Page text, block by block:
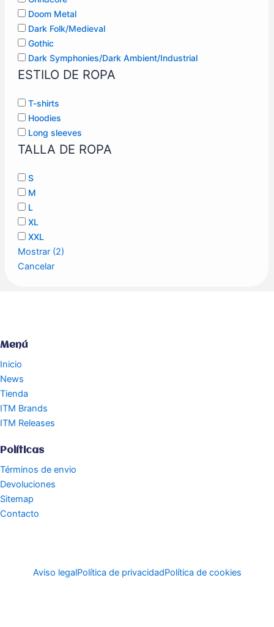
Doom Metal
Dark Folk/Medieval
Gothic
Dark Symphonies/Dark Ambient/Industrial
ESTILO DE ROPA
T-shirts
Hoodies
Long sleeves
TALLA DE ROPA
S
M
L
XL
XXL
Mostrar (2)
Cancelar
Menú
Inicio
News
Tienda
ITM Brands
ITM Releases
Políticas
Términos de envio
Devoluciones
Sitemap
Contacto
Aviso legalPolítica de privacidadPolítica de cookies